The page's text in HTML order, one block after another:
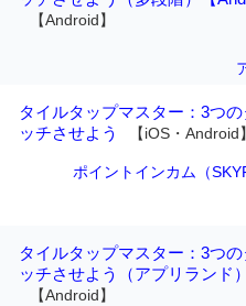
【Android】
タイルタップマスター：3つ
ッチさせよう
【iOS・Android】
ポイントインカム（
タイルタップマスター：3つ
ッチさせよう（アプリランド）
【Android】